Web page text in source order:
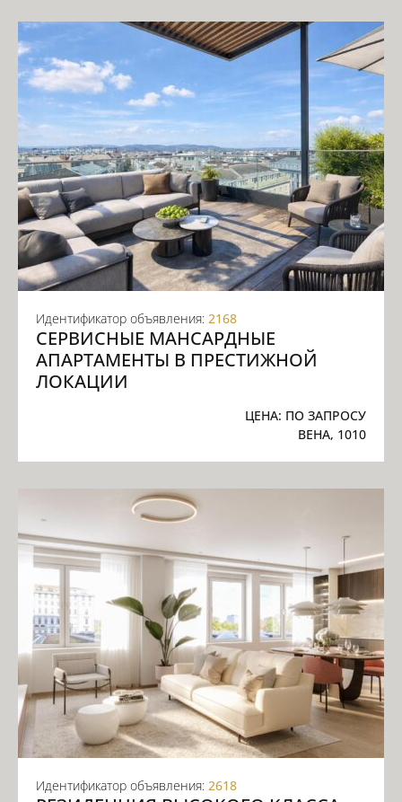
Идентификатор объявления: 2168
СЕРВИСНЫЕ МАНСАРДНЫЕ
АПАРТАМЕНТЫ В ПРЕСТИЖНОЙ
ЛОКАЦИИ
ЦЕНА: ПО ЗАПРОСУ
ВЕНА, 1010
Идентификатор объявления: 2618